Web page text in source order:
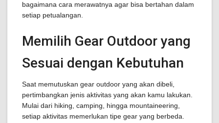
bagaimana cara merawatnya agar bisa bertahan dalam
setiap petualangan.
Memilih Gear Outdoor yang
Sesuai dengan Kebutuhan
Saat memutuskan gear outdoor yang akan dibeli,
pertimbangkan jenis aktivitas yang akan kamu lakukan.
Mulai dari hiking, camping, hingga mountaineering,
setiap aktivitas memerlukan tipe gear yang berbeda.